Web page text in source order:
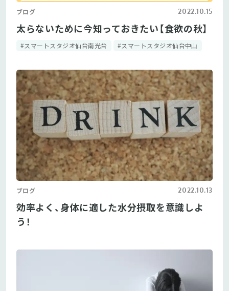
ブログ 2022.10.15
太らないために今知っておきたい【食欲の秋】
#スマートスタジオ仙台南光台 #スマートスタジオ仙台中山
ブログ 2022.10.13
効率よく、身体に適した水分摂取を意識しよ
う！